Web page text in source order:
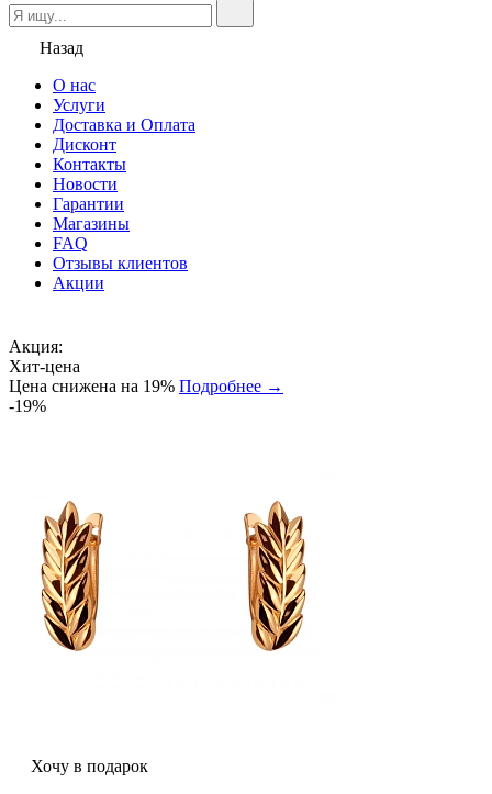
Назад
О нас
Услуги
Доставка и Оплата
Дисконт
Контакты
Новости
Гарантии
Магазины
FAQ
Отзывы клиентов
Акции
Акция:
Хит-цена
Цена снижена на 19% Подробнее →
-19%
Хочу в подарок